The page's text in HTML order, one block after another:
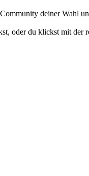
deiner Wahl
oder du klickst mit